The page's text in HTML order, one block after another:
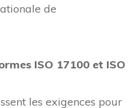
de
ISO 17100 et ISO
les exigences pour